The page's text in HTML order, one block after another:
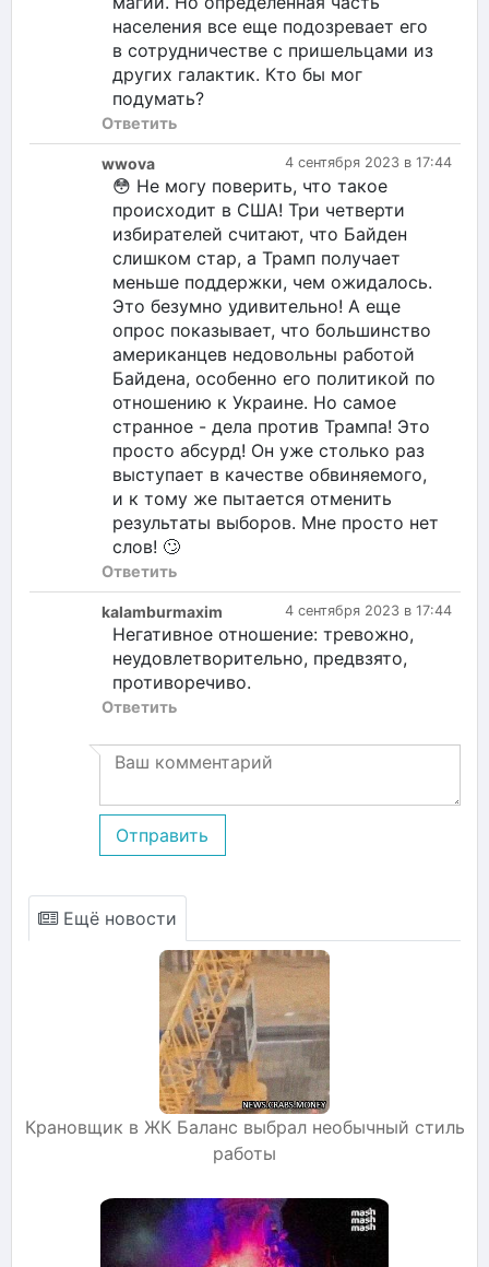
населения все еще подозревает его
в сотрудничестве с пришельцами из
других галактик. Кто бы мог
подумать?
Ответить
4 сентября 2023 в 17:44
wwova
😳 Не могу поверить, что такое
происходит в США! Три четверти
избирателей считают, что Байден
слишком стар, а Трамп получает
меньше поддержки, чем ожидалось.
Это безумно удивительно! А еще
опрос показывает, что большинство
американцев недовольны работой
Байдена, особенно его политикой по
отношению к Украине. Но самое
странное - дела против Трампа! Это
просто абсурд! Он уже столько раз
выступает в качестве обвиняемого,
и к тому же пытается отменить
результаты выборов. Мне просто нет
слов! 🙄
Ответить
4 сентября 2023 в 17:44
kalamburmaxim
Негативное отношение: тревожно,
неудовлетворительно, предвзято,
противоречиво.
Ответить
Отправить
Ещё новости
Крановщик в ЖК Баланс выбрал необычный стиль
работы